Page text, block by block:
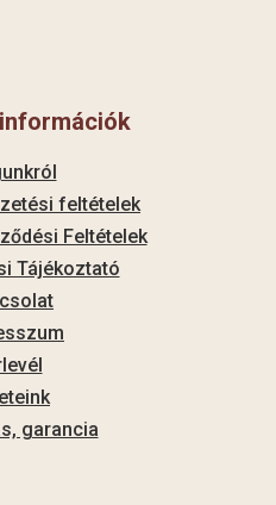
feltételek
Feltételek
Tájékoztató
garancia